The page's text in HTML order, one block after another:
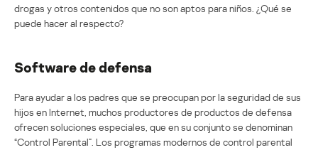
drogas y otros contenidos que no son aptos para niños. ¿Qué se
puede hacer al respecto?
Software de defensa
Para ayudar a los padres que se preocupan por la seguridad de sus
hijos en Internet, muchos productores de productos de defensa
ofrecen soluciones especiales, que en su conjunto se denominan
“Control Parental”. Los programas modernos de control parental